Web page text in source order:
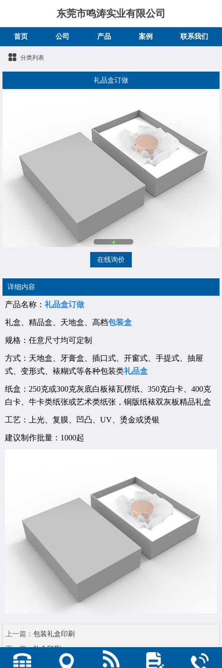
东莞市鸣涛实业有限公司
首页 公司 产品 案例 联系我们
分类列表
礼品盒订做
在线询价
详细内容
产品名称： 礼品盒订做
礼盒、精品盒、天地盒、高档包装盒
规格：任意尺寸均可定制
方式：天地盒、牙膏盒、插口式、开窗式、手提式、抽屉
式、变形式、裱糊式等各种包装类礼品盒
纸盒：250克或300克灰底白板裱瓦楞纸、350克白卡、400克
白卡、牛卡类纸张或艺术类纸张，铜版纸裱双灰板精品礼盒
工艺：上光、复膜、凹凸、UV、烫金或烫银
建议制作批量：1000起
上一篇： 包装礼盒印刷
下一篇：礼盒印刷